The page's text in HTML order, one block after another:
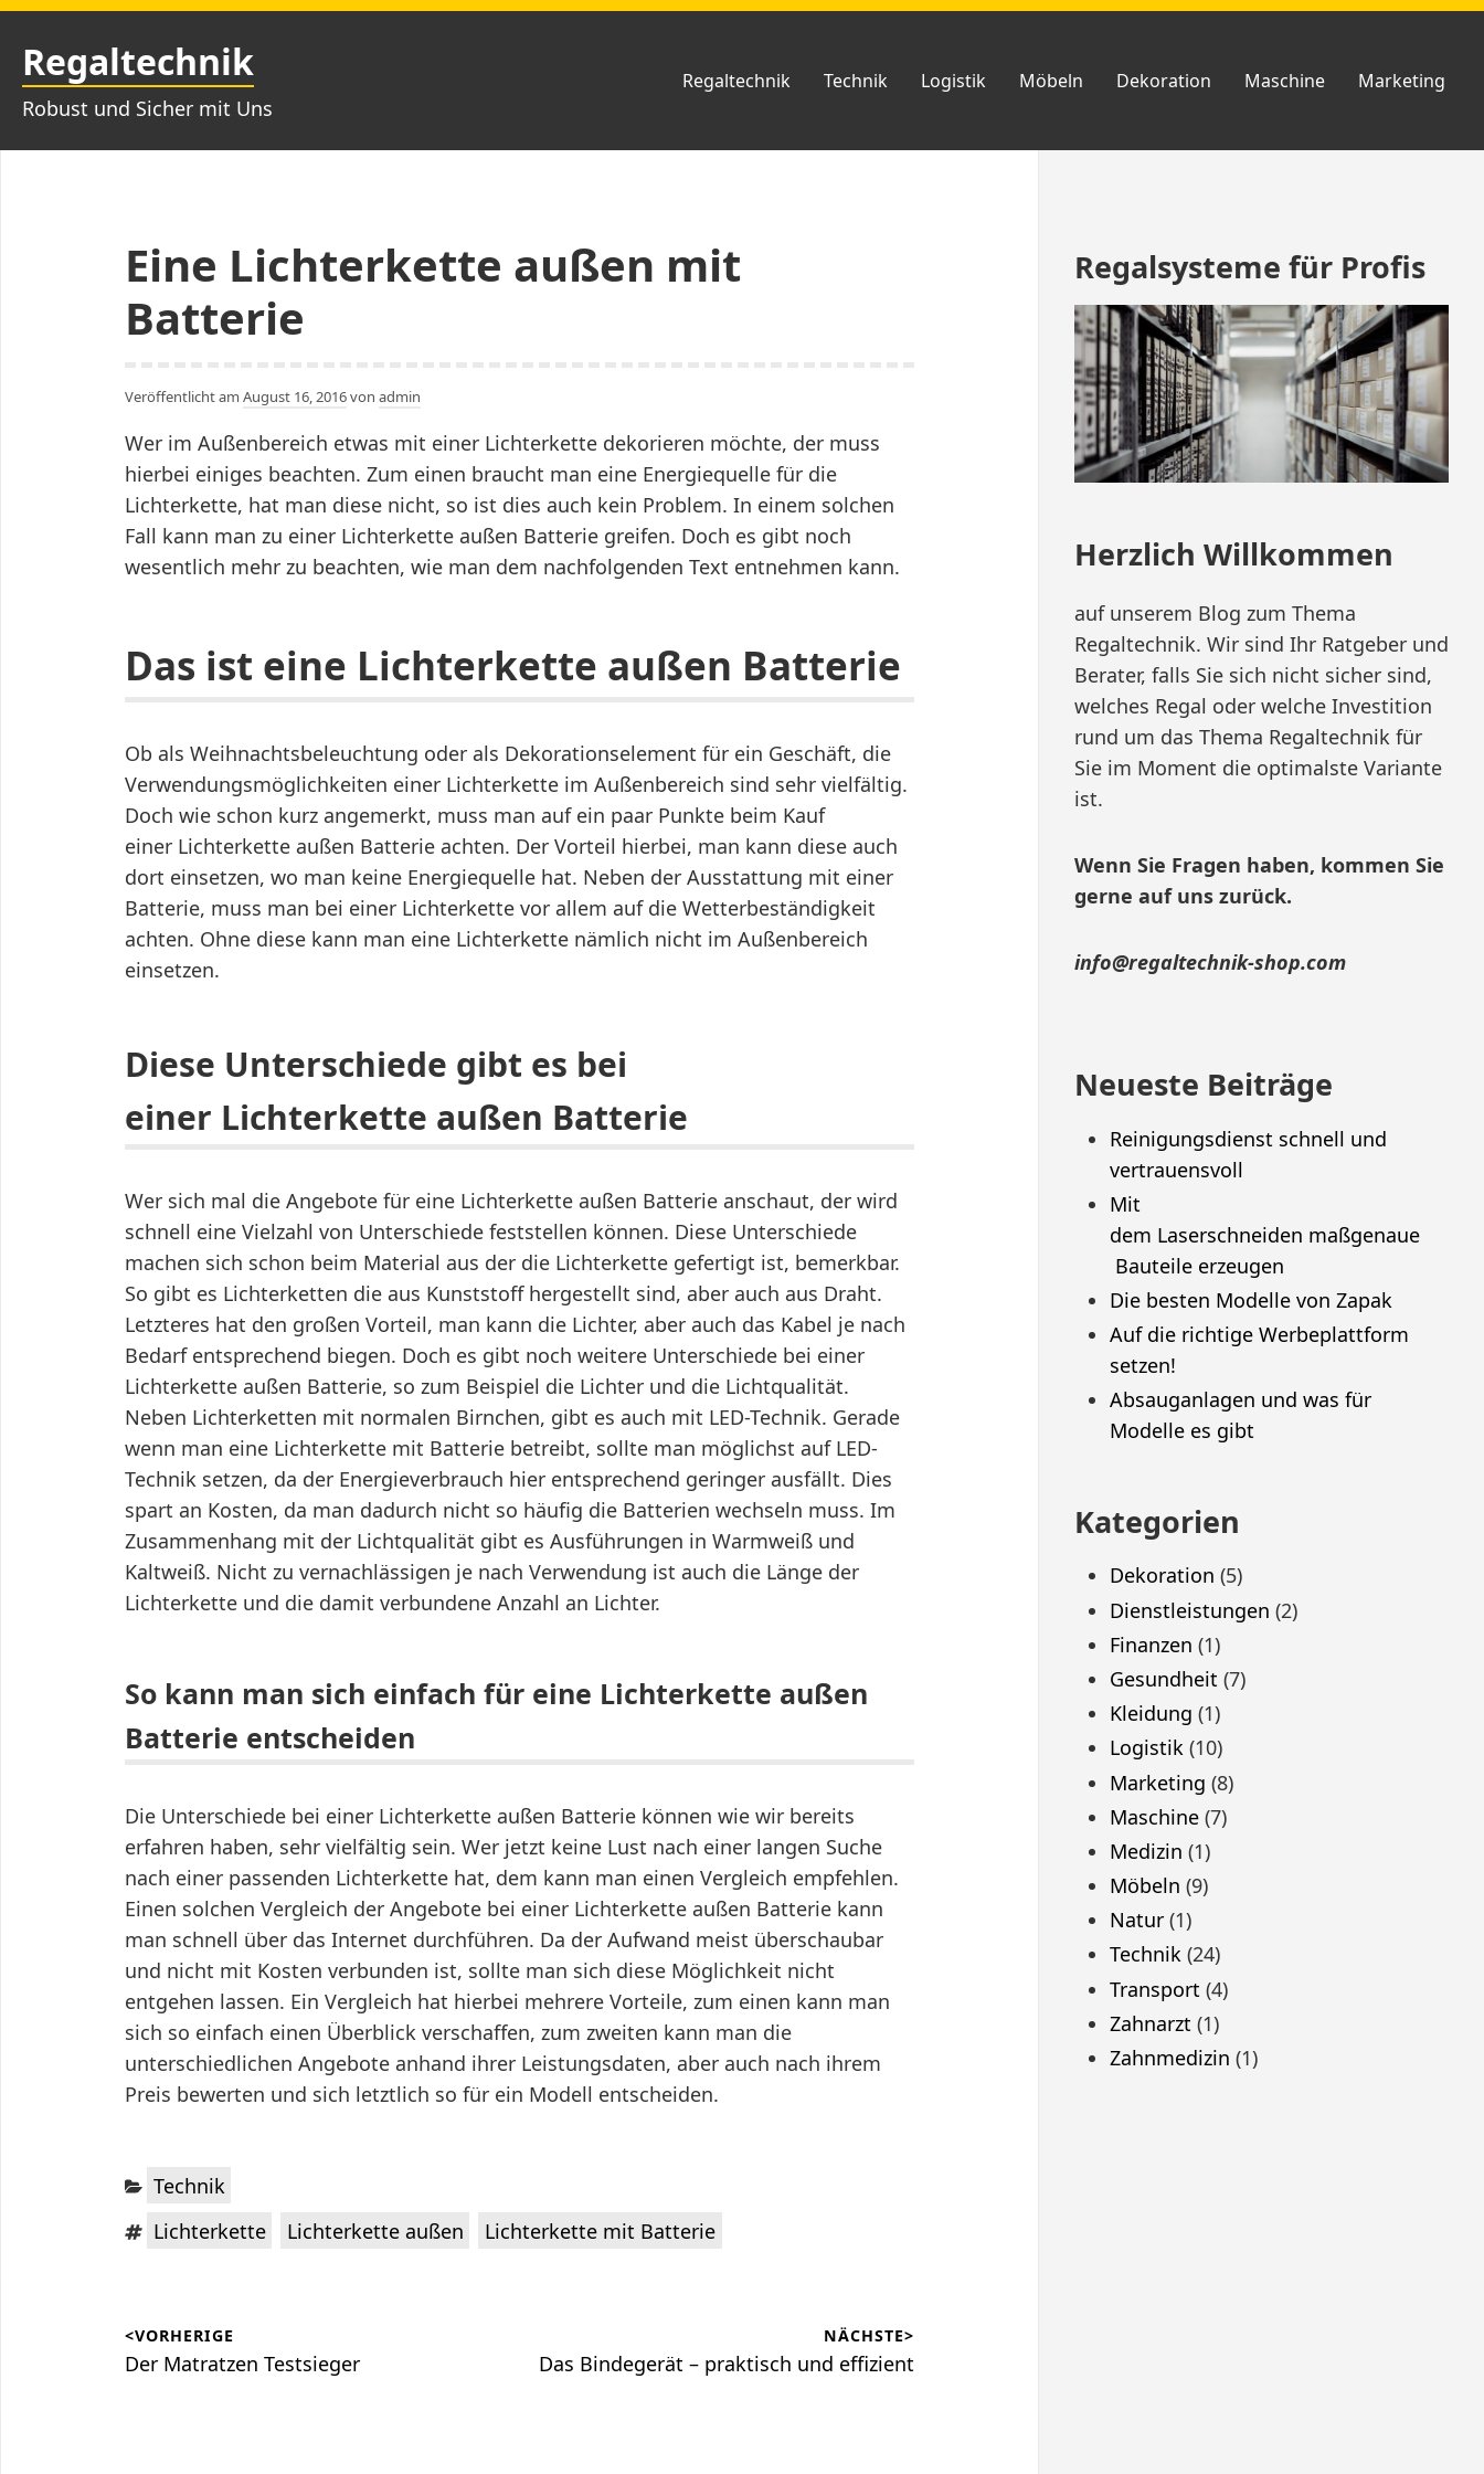
Zum
Inhalt
springen
Regaltechnik
Robust und Sicher mit Uns
Regaltechnik Technik Logistik Möbeln Dekoration Maschine Marketing
Eine Lichterkette außen mit
Batterie
Veröffentlicht am August 16, 2016von admin
Wer im Außenbereich etwas mit einer Lichterkette dekorieren möchte, der muss
hierbei einiges beachten. Zum einen braucht man eine Energiequelle für die
Lichterkette, hat man diese nicht, so ist dies auch kein Problem. In einem solchen
Fall kann man zu einer Lichterkette außen Batterie greifen. Doch es gibt noch
wesentlich mehr zu beachten, wie man dem nachfolgenden Text entnehmen kann.
Das ist eine Lichterkette außen Batterie
Ob als Weihnachtsbeleuchtung oder als Dekorationselement für ein Geschäft, die
Verwendungsmöglichkeiten einer Lichterkette im Außenbereich sind sehr vielfältig.
Doch wie schon kurz angemerkt, muss man auf ein paar Punkte beim Kauf
einer Lichterkette außen Batterie achten. Der Vorteil hierbei, man kann diese auch
dort einsetzen, wo man keine Energiequelle hat. Neben der Ausstattung mit einer
Batterie, muss man bei einer Lichterkette vor allem auf die Wetterbeständigkeit
achten. Ohne diese kann man eine Lichterkette nämlich nicht im Außenbereich
einsetzen.
Diese Unterschiede gibt es bei
einer Lichterkette außen Batterie
Wer sich mal die Angebote für eine Lichterkette außen Batterie anschaut, der wird
schnell eine Vielzahl von Unterschiede feststellen können. Diese Unterschiede
machen sich schon beim Material aus der die Lichterkette gefertigt ist, bemerkbar.
So gibt es Lichterketten die aus Kunststoff hergestellt sind, aber auch aus Draht.
Letzteres hat den großen Vorteil, man kann die Lichter, aber auch das Kabel je nach
Bedarf entsprechend biegen. Doch es gibt noch weitere Unterschiede bei einer
Lichterkette außen Batterie, so zum Beispiel die Lichter und die Lichtqualität.
Neben Lichterketten mit normalen Birnchen, gibt es auch mit LED-Technik. Gerade
wenn man eine Lichterkette mit Batterie betreibt, sollte man möglichst auf LED-
Technik setzen, da der Energieverbrauch hier entsprechend geringer ausfällt. Dies
spart an Kosten, da man dadurch nicht so häufig die Batterien wechseln muss. Im
Zusammenhang mit der Lichtqualität gibt es Ausführungen in Warmweiß und
Kaltweiß. Nicht zu vernachlässigen je nach Verwendung ist auch die Länge der
Lichterkette und die damit verbundene Anzahl an Lichter.
So kann man sich einfach für eine Lichterkette außen
Batterie entscheiden
Die Unterschiede bei einer Lichterkette außen Batterie können wie wir bereits
erfahren haben, sehr vielfältig sein. Wer jetzt keine Lust nach einer langen Suche
nach einer passenden Lichterkette hat, dem kann man einen Vergleich empfehlen.
Einen solchen Vergleich der Angebote bei einer Lichterkette außen Batterie kann
man schnell über das Internet durchführen. Da der Aufwand meist überschaubar
und nicht mit Kosten verbunden ist, sollte man sich diese Möglichkeit nicht
entgehen lassen. Ein Vergleich hat hierbei mehrere Vorteile, zum einen kann man
sich so einfach einen Überblick verschaffen, zum zweiten kann man die
unterschiedlichen Angebote anhand ihrer Leistungsdaten, aber auch nach ihrem
Preis bewerten und sich letztlich so für ein Modell entscheiden.
Kategorien:
Technik
Schlagwörter:
Lichterkette Lichterkette außen Lichterkette mit Batterie
<VORHERIGE
Vorheriger
Der Matratzen Testsieger
NÄCHSTE>
Nächster
Das Bindegerät – praktisch und effizient
Footer
Regalsysteme für Profis
Herzlich Willkommen
auf unserem Blog zum Thema
Regaltechnik. Wir sind Ihr Ratgeber und
Berater, falls Sie sich nicht sicher sind,
welches Regal oder welche Investition
rund um das Thema Regaltechnik für
Sie im Moment die optimalste Variante
ist.
Wenn Sie Fragen haben, kommen Sie
gerne auf uns zurück.
info@regaltechnik-shop.com
Neueste Beiträge
Reinigungsdienst schnell und
vertrauensvoll
Mit
dem Laserschneiden maßgenaue
Bauteile erzeugen
Die besten Modelle von Zapak
Auf die richtige Werbeplattform
setzen!
Absauganlagen und was für
Modelle es gibt
Kategorien
Dekoration (5)
Dienstleistungen (2)
Finanzen (1)
Gesundheit (7)
Kleidung (1)
Logistik(10)
Marketing (8)
Maschine(7)
Medizin (1)
Möbeln (9)
Natur(1)
Technik(24)
Transport (4)
Zahnarzt (1)
Zahnmedizin (1)